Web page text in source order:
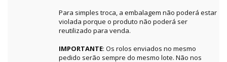
Para simples troca, a embalagem não poderá estar
violada porque o produto não poderá ser
reutilizado para venda.
IMPORTANTE: Os rolos enviados no mesmo
pedido serão sempre do mesmo lote. Não nos